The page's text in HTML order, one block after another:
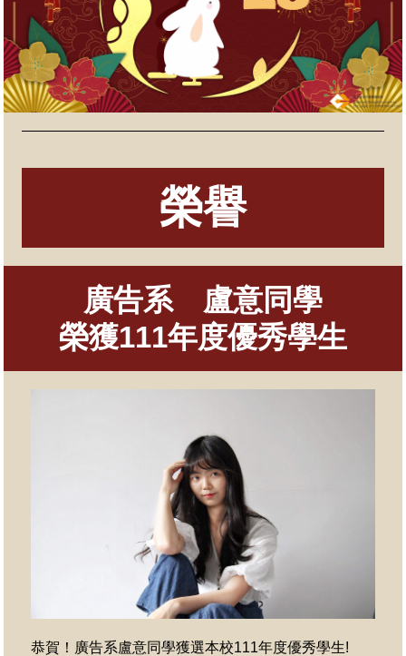
榮譽
廣告系 盧意同學
榮獲111年度優秀學生
恭賀！廣告系盧意同學獲選本校111年度優秀學生!